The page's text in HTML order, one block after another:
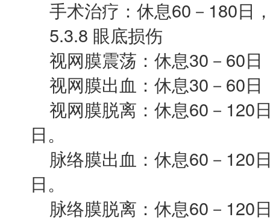
手术治疗：休息60－180日
5.3.8 眼底损伤
视网膜震荡：休息30－60日
视网膜出血：休息30－60日
视网膜脱离：休息60－120
日。
脉络膜出血：休息60－120
日。
脉络膜脱离：休息60－120